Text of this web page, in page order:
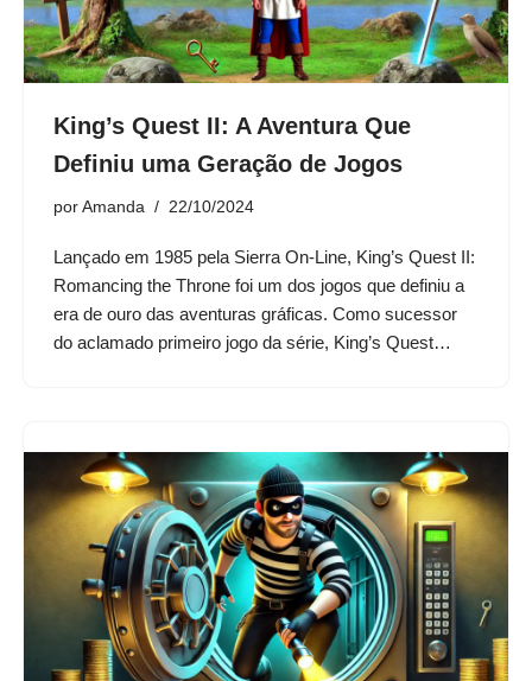
King’s Quest II: A Aventura Que
Definiu uma Geração de Jogos
por Amanda 22/10/2024
Lançado em 1985 pela Sierra On-Line, King’s Quest II:
Romancing the Throne foi um dos jogos que definiu a
era de ouro das aventuras gráficas. Como sucessor
do aclamado primeiro jogo da série, King’s Quest…